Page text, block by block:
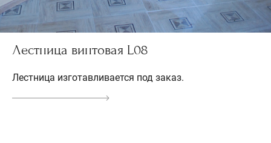
Лестница винтовая L08
Лестница изготавливается под заказ.